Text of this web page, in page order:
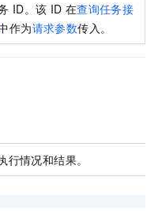
ID。该 ID 在查询任务接
作为请求参数传入。
情况和结果。